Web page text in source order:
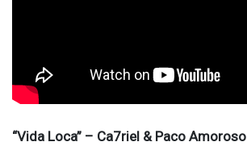
“Vida Loca” – Ca7riel & Paco Amoroso